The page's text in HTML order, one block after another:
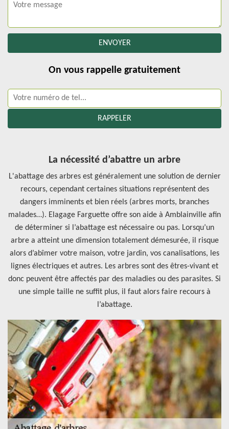
On vous rappelle gratuitement
La nécessité d’abattre un arbre
L'abattage des arbres est généralement une solution de dernier
recours, cependant certaines situations représentent des
dangers imminents et bien réels (arbres morts, branches
malades…). Elagage Farguette offre son aide à Amblainville afin
de déterminer si l’abattage est nécessaire ou pas. Lorsqu’un
arbre a atteint une dimension totalement démesurée, il risque
alors d’abîmer votre maison, votre jardin, vos canalisations, les
lignes électriques et autres. Les arbres sont des êtres-vivant et
donc peuvent être affectés par des maladies ou des parasites. Si
une simple taille ne suffit plus, il faut alors faire recours à
l’abattage.